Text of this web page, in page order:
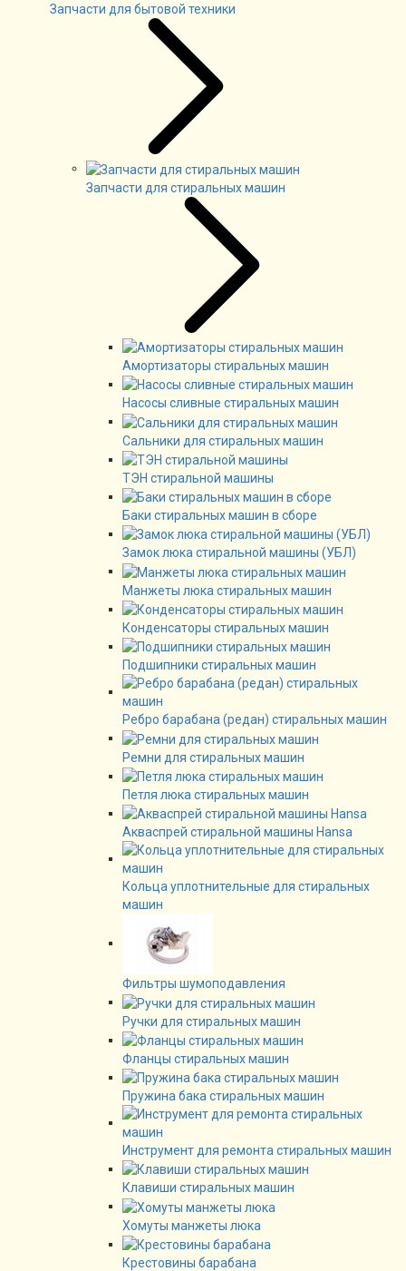
Запчасти для бытовой техники
Запчасти для стиральных машин
Амортизаторы стиральных машин
Насосы сливные стиральных машин
Сальники для стиральных машин
ТЭН стиральной машины
Баки стиральных машин в сборе
Замок люка стиральной машины (УБЛ)
Манжеты люка стиральных машин
Конденсаторы стиральных машин
Подшипники стиральных машин
Ребро барабана (редан) стиральных машин
Ремни для стиральных машин
Петля люка стиральных машин
Акваспрей стиральной машины Hansa
Кольца уплотнительные для стиральных
машин
Фильтры шумоподавления
Ручки для стиральных машин
Фланцы стиральных машин
Пружина бака стиральных машин
Инструмент для ремонта стиральных машин
Клавиши стиральных машин
Хомуты манжеты люка
Крестовины барабана